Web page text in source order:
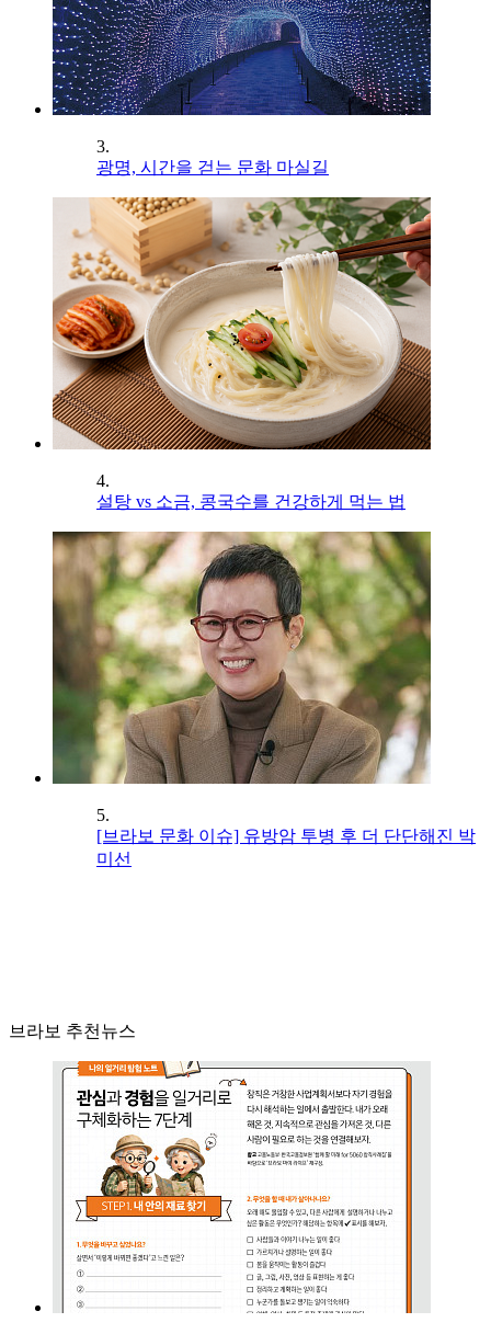
3.
광명, 시간을 걷는 문화 마실길
4.
설탕 vs 소금, 콩국수를 건강하게 먹는 법
5.
[브라보 문화 이슈] 유방암 투병 후 더 단단해진 박
미선
브라보 추천뉴스